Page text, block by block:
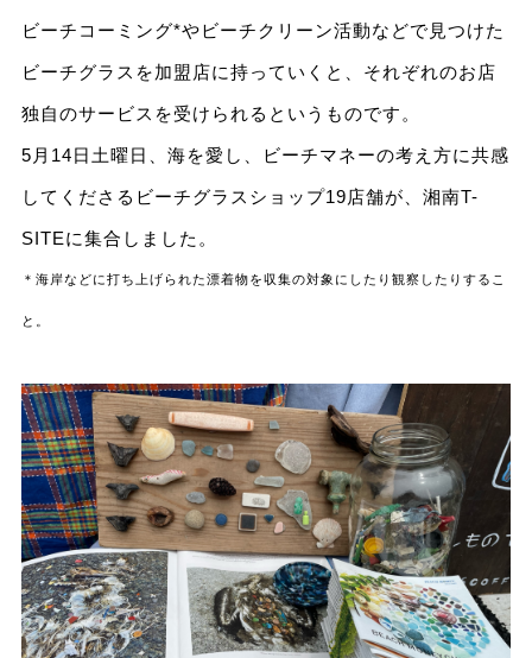
ビーチコーミング*やビーチクリーン活動などで見つけた
ビーチグラスを加盟店に持っていくと、それぞれのお店
独自のサービスを受けられるというものです。
5月14日土曜日、海を愛し、ビーチマネーの考え方に共感
してくださるビーチグラスショップ19店舗が、湘南T-
SITEに集合しました。
＊海岸などに打ち上げられた漂着物を収集の対象にしたり観察したりするこ
と。